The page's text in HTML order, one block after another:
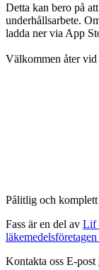
Detta kan bero på
underhållsarbete.
ladda ner via App
Välkommen åter vid
Pålitlig och
Fass är en del av Lif
Kontakta oss E-post